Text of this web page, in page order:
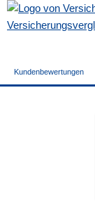
Kundenbewertungen